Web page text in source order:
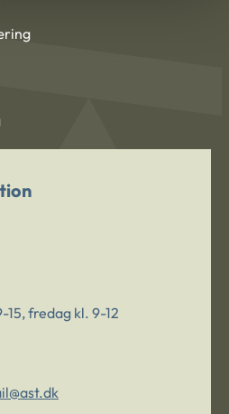
fredag kl. 9-12